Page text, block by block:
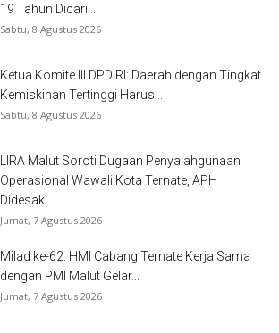
19 Tahun Dicari...
Sabtu, 8 Agustus 2026
Ketua Komite III DPD RI: Daerah dengan Tingkat
Kemiskinan Tertinggi Harus...
Sabtu, 8 Agustus 2026
LIRA Malut Soroti Dugaan Penyalahgunaan
Operasional Wawali Kota Ternate, APH
Didesak...
Jumat, 7 Agustus 2026
Milad ke-62: HMI Cabang Ternate Kerja Sama
dengan PMI Malut Gelar...
Jumat, 7 Agustus 2026